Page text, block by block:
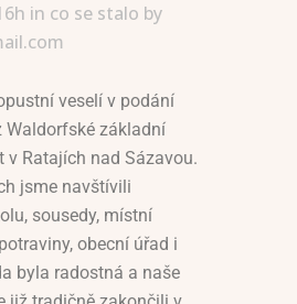
in co se stalo by
veselí v podání
Waldorfské základní
v Ratajích nad Sázavou.
jsme navštívili
sousedy, místní
obecní úřad i
byla radostná a naše